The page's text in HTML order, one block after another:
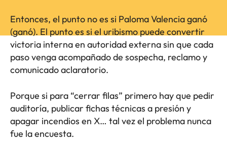
Entonces, el punto no es si Paloma Valencia ganó
(ganó). El punto es si el uribismo puede convertir
victoria interna en autoridad externa sin que cada
paso venga acompañado de sospecha, reclamo y
comunicado aclaratorio.
Porque si para “cerrar filas” primero hay que pedir
auditoría, publicar fichas técnicas a presión y
apagar incendios en X… tal vez el problema nunca
fue la encuesta.